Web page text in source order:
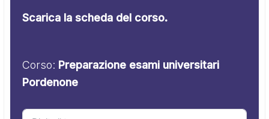
Scarica la scheda del corso.
Corso: Preparazione esami universitari
Pordenone